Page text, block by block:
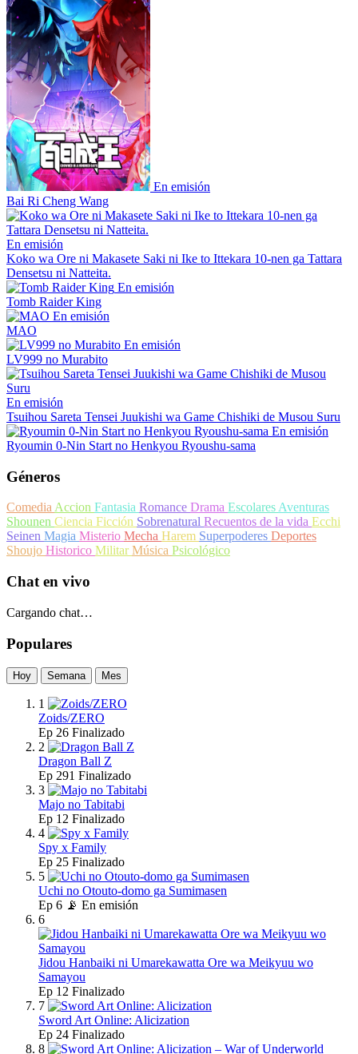
En emisión
Bai Ri Cheng Wang
En emisión
Koko wa Ore ni Makasete Saki ni Ike to Ittekara 10-nen ga Tattara
Densetsu ni Natteita.
En emisión
Tomb Raider King
En emisión
MAO
En emisión
LV999 no Murabito
En emisión
Tsuihou Sareta Tensei Juukishi wa Game Chishiki de Musou Suru
En emisión
Ryoumin 0-Nin Start no Henkyou Ryoushu-sama
Géneros
ComediaAccion Fantasia Romance Drama EscolaresAventuras
Shounen Ciencia Ficción Sobrenatural Recuentos de la vida Ecchi
Seinen Magia Misterio Mecha Harem Superpoderes Deportes
Shoujo Historico MilitarMúsica Psicológico
Chat en vivo
Cargando chat…
Populares
Hoy Semana Mes
1
Zoids/ZERO
Ep 26 Finalizado
2
Dragon Ball Z
Ep 291 Finalizado
3
Majo no Tabitabi
Ep 12 Finalizado
4
Spy x Family
Ep 25 Finalizado
5
Uchi no Otouto-domo ga Sumimasen
Ep 6 📡 En emisión
6
Jidou Hanbaiki ni Umarekawatta Ore wa Meikyuu wo
Samayou
Ep 12 Finalizado
7
Sword Art Online: Alicization
Ep 24 Finalizado
8